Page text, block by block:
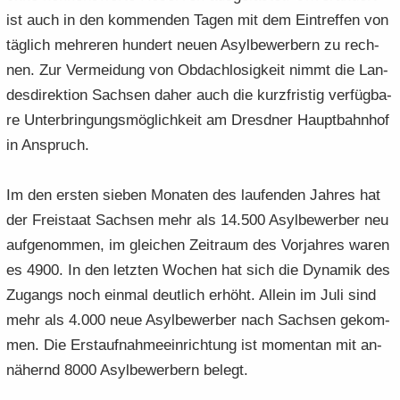
ist auch in den kom­men­den Tagen mit dem Ein­tref­fen von
täg­lich meh­re­ren hun­dert neuen Asyl­be­wer­bern zu rech­
nen. Zur Ver­mei­dung von Ob­dach­lo­sig­keit nimmt die Lan­
des­di­rek­ti­on Sach­sen daher auch die kurz­fris­tig ver­füg­ba­
re Un­ter­brin­gungs­mög­lich­keit am Dresd­ner Haupt­bahn­hof
in An­spruch.
Im den ers­ten sie­ben Mo­na­ten des lau­fen­den Jah­res hat
der Frei­staat Sach­sen mehr als 14.500 Asyl­be­wer­ber neu
auf­ge­nom­men, im glei­chen Zeit­raum des Vor­jah­res waren
es 4900. In den letz­ten Wo­chen hat sich die Dy­na­mik des
Zu­gangs noch ein­mal deut­lich er­höht. Al­lein im Juli sind
mehr als 4.000 neue Asyl­be­wer­ber nach Sach­sen ge­kom­
men. Die Erst­auf­nah­me­ein­rich­tung ist mo­men­tan mit an­
nä­hernd 8000 Asyl­be­wer­bern be­legt.